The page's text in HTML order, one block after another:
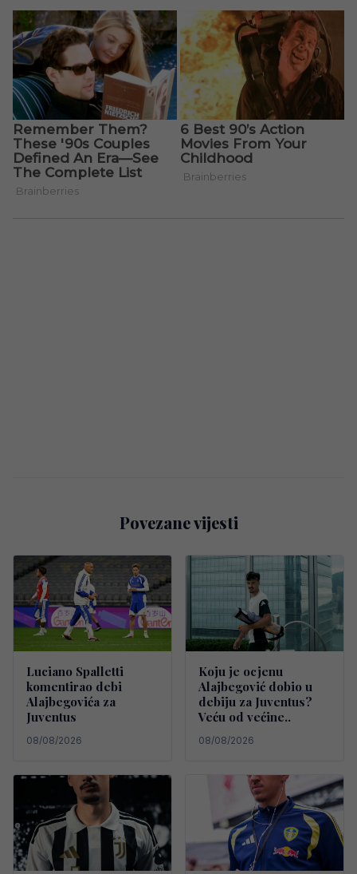
Povezane vijesti
Luciano Spalletti
komentirao debi
Alajbegovića za
Juventus
08/08/2026
Koju je ocjenu
Alajbegović dobio u
debiju za Juventus?
Veću od većine..
08/08/2026